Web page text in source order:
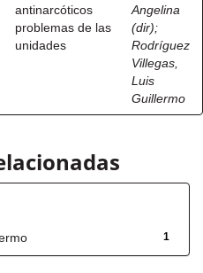
antinarcóticos
problemas de las
unidades
Angelina
(dir);
Rodríguez
Villegas,
Luis
Guillermo
1